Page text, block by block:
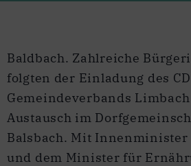
Baldbach. Zahlreiche
folgten der Einladung des
Gemeindeverbands
Austausch im
Balsbach. Mit Innenminister
und dem Minister für